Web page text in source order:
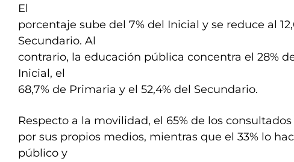
El
porcentaje sube del 7% del Inicial y se reduce al
Secundario. Al
contrario, la educación pública concentra el 28%
Inicial, el
68,7% de Primaria y el 52,4% del Secundario.
Respecto a la movilidad, el 65% de los
por sus propios medios, mientras que el 33% lo
público y